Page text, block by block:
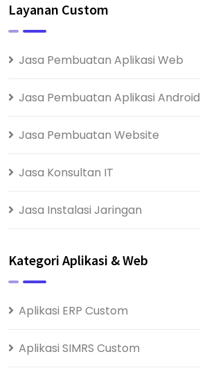
Layanan Custom
Jasa Pembuatan Aplikasi Web
Jasa Pembuatan Aplikasi Android
Jasa Pembuatan Website
Jasa Konsultan IT
Jasa Instalasi Jaringan
Kategori Aplikasi & Web
Aplikasi ERP Custom
Aplikasi SIMRS Custom